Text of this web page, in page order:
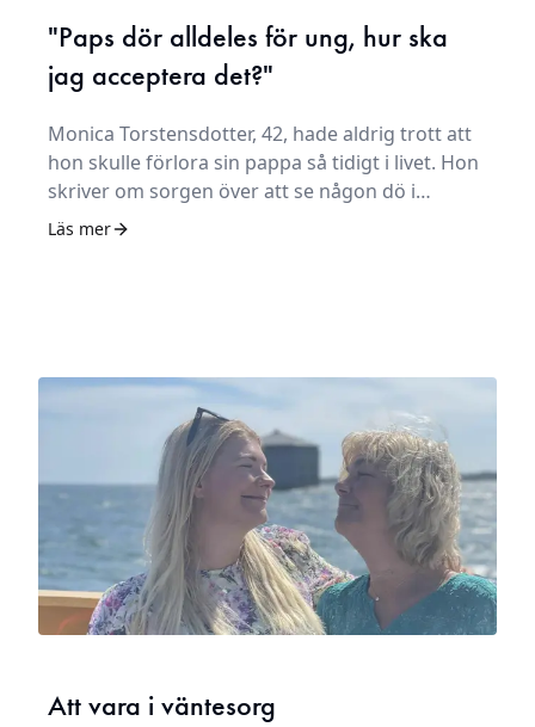
"Paps dör alldeles för ung, hur ska
jag acceptera det?"
Monica Torstensdotter, 42, hade aldrig trott att
hon skulle förlora sin pappa så tidigt i livet. Hon
skriver om sorgen över att se någon dö i
slowmotion och tacksamheten över att hinna
Läs mer
Att vara i väntesorg